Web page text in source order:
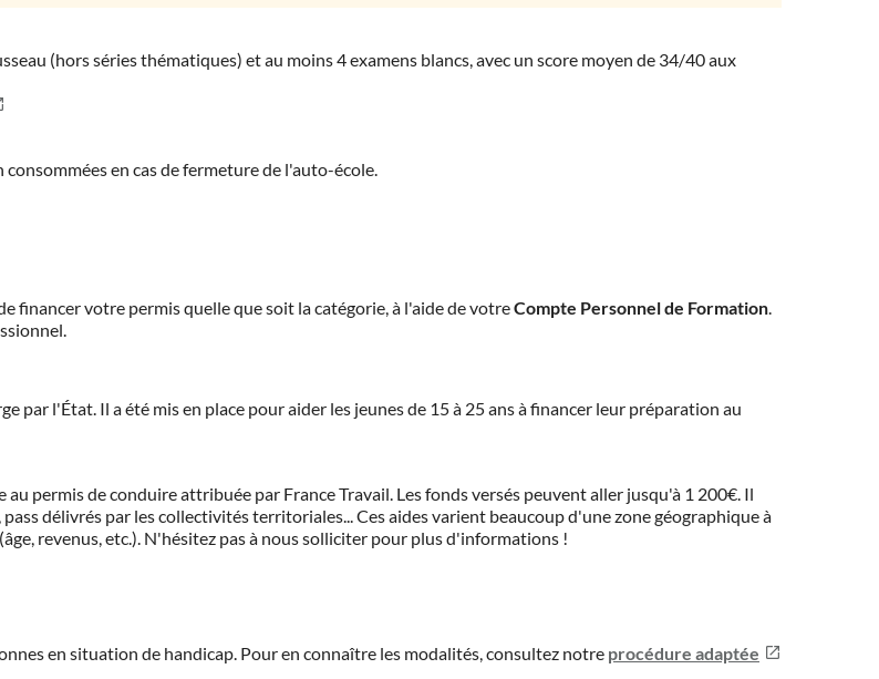
(hors séries thématiques) et au moins 4 examens blancs, avec un score moyen de 34/40 aux
en cas de fermeture de l'auto-école.
financer votre permis quelle que soit la catégorie, à l'aide de votreCompte Personnel de Formation.
par l'État. Il a été mis en place pour aider les jeunes de 15 à 25 ans à financer leur préparation au
permis de conduire attribuée par France Travail. Les fonds versés peuvent aller jusqu'à 1 200€. Il
délivrés par les collectivités territoriales... Ces aides varient beaucoup d'une zone géographique à
revenus, etc.). N'hésitez pas à nous solliciter pour plus d'informations !
en situation de handicap. Pour en connaître les modalités, consultez notre procédure adaptée